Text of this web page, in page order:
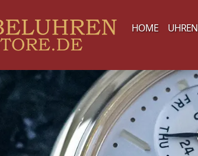
HOME(current)
UHREN